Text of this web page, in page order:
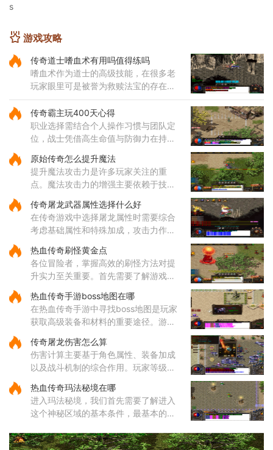
奇中非常稀有且受玩家追捧的一件装备。夏普尔手镯是非常稀有的
胜强大的
s
游戏攻略
传奇道士嗜血术有用吗值得练吗
嗜血术作为道士的高级技能，在很多老
玩家眼里可是被誉为救赎法宝的存在。
这个技能不仅伤害可观，还带有独特的
吸血效果，能够在攻击敌人的同时为自
身恢复体力，大大提升了道士
传奇霸主玩400天心得
职业选择需结合个人操作习惯与团队定
位，战士凭借高生命值与防御力在持久
备高爆发特性，道士的召唤兽在继承元
婴属性后能显著提升战斗效率
原始传奇怎么提升魔法
提升魔法攻击力是许多玩家关注的重
点。魔法攻击力的增强主要依赖于技能
电术是一个核心输出技能，能够对远距
离目标造成高额伤害，因此在技
传奇屠龙武器属性选择什么好
在传奇游戏中选择屠龙属性时需要综合
考虑基础属性和特殊加成，攻击力作为
关注，它能有效提升玩家对战各类敌人
的效率。屠龙武器普遍具备较
热血传奇刷怪黄金点
各位冒险者，掌握高效的刷怪方法对提
升实力至关重要。首先需要了解游戏中
地是经验丰富的玩家经常光顾的场所，
这些地方的怪物刷新频率较高
热血传奇手游boss地图在哪
在热血传奇手游中寻找boss地图是玩家
获取高级装备和材料的重要途径。游戏
要包括矿洞、沃玛寺庙、祖玛寺庙、石
墓等地。矿洞分为不同层次，每层
传奇屠龙伤害怎么算
伤害计算主要基于角色属性、装备加成
以及战斗机制的综合作用。玩家等级和
础攻击力和技能伤害，提升等级和增加
主属性点是提高伤害的基础途
热血传奇玛法秘境在哪
进入玛法秘境，我们首先需要了解进入
这个神秘区域的基本条件，最基本的就
这个等级是连门都找不到的。除了等级